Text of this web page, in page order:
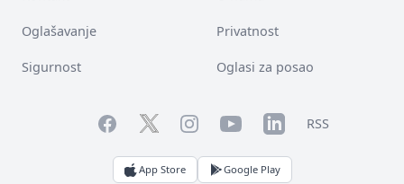
Oglašavanje Privatnost
Sigurnost Oglasi za posao
FacebookTwitterInstagramYouTubeLinkedInRSS
App Store Google Play